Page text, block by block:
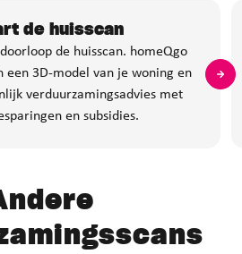
de huisscan
de huisscan. homeQgo
een 3D‑model van je woning en
verduurzamingsadvies met
en subsidies.